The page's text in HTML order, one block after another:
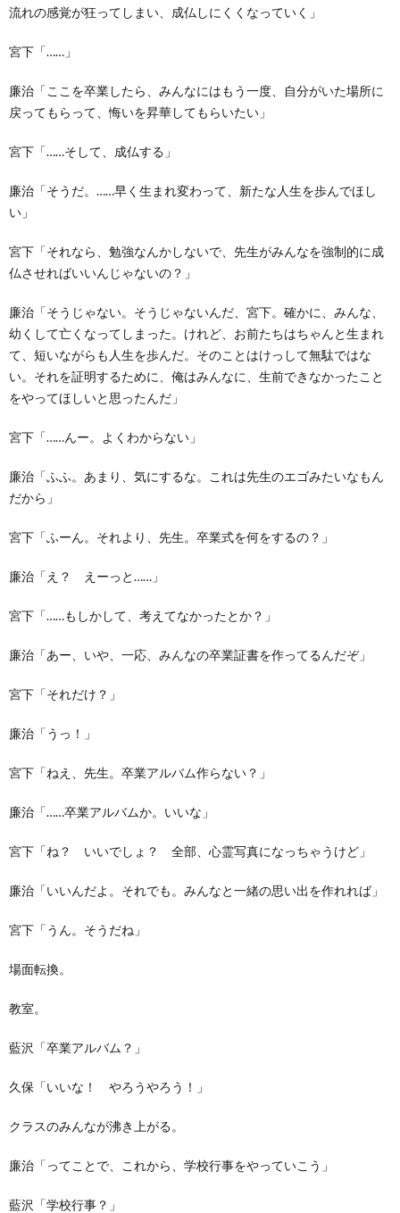
流れの感覚が狂ってしまい、成仏しにくくなっていく」
宮下「……」
廉治「ここを卒業したら、みんなにはもう一度、自分がいた場所に
戻ってもらって、悔いを昇華してもらいたい」
宮下「……そして、成仏する」
廉治「そうだ。……早く生まれ変わって、新たな人生を歩んでほし
い」
宮下「それなら、勉強なんかしないで、先生がみんなを強制的に成
仏させればいいんじゃないの？」
廉治「そうじゃない。そうじゃないんだ、宮下。確かに、みんな、
幼くして亡くなってしまった。けれど、お前たちはちゃんと生まれ
て、短いながらも人生を歩んだ。そのことはけっして無駄ではな
い。それを証明するために、俺はみんなに、生前できなかったこと
をやってほしいと思ったんだ」
宮下「……んー。よくわからない」
廉治「ふふ。あまり、気にするな。これは先生のエゴみたいなもん
だから」
宮下「ふーん。それより、先生。卒業式を何をするの？」
廉治「え？ えーっと……」
宮下「……もしかして、考えてなかったとか？」
廉治「あー、いや、一応、みんなの卒業証書を作ってるんだぞ」
宮下「それだけ？」
廉治「うっ！」
宮下「ねえ、先生。卒業アルバム作らない？」
廉治「……卒業アルバムか。いいな」
宮下「ね？ いいでしょ？ 全部、心霊写真になっちゃうけど」
廉治「いいんだよ。それでも。みんなと一緒の思い出を作れれば」
宮下「うん。そうだね」
場面転換。
教室。
藍沢「卒業アルバム？」
久保「いいな！ やろうやろう！」
クラスのみんなが沸き上がる。
廉治「ってことで、これから、学校行事をやっていこう」
藍沢「学校行事？」